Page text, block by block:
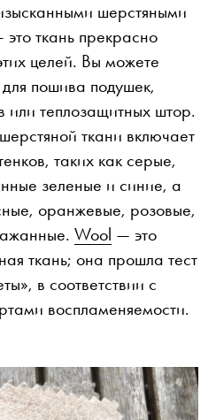
шерстяными
это ткань прекрасно
целей. Вы можете
для пошива подушек,
или теплозащитных штор.
ткани включает
таких как серые,
зеленые и синие, а
оранжевые, розовые,
Wool — это
ткань; она прошла тест
в соответствии с
воспламеняемости.